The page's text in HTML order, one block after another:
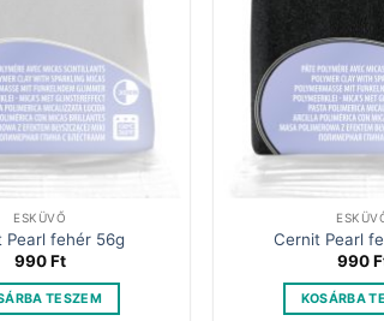
ESKÜVŐ
Pearl fehér 56g
990Ft
TESZEM
Cernit Pearl
990
KOSÁRBA